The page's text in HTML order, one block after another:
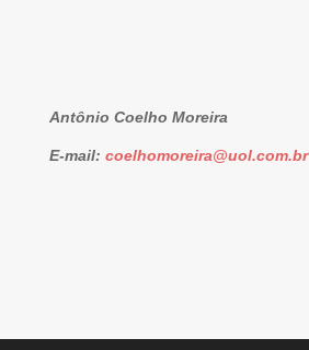
Antônio Coelho Moreira
E-mail: coelhomoreira@uol.com.br